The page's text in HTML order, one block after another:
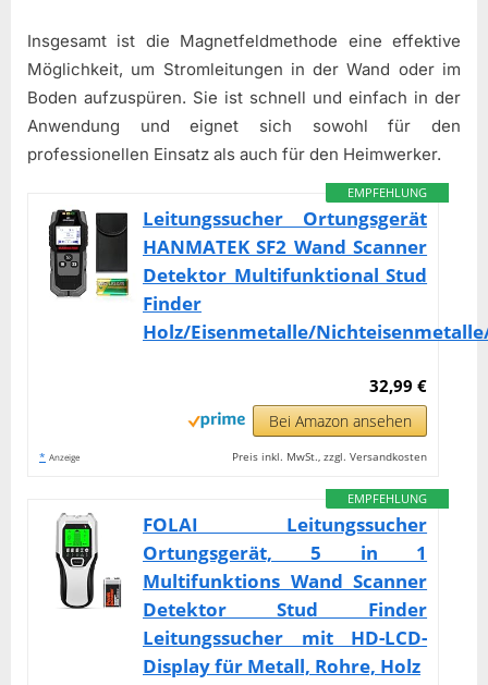
Insgesamt ist die Magnetfeldmethode eine effektive
Möglichkeit, um Stromleitungen in der Wand oder im
Boden aufzuspüren. Sie ist schnell und einfach in der
Anwendung und eignet sich sowohl für den
professionellen Einsatz als auch für den Heimwerker.
EMPFEHLUNG
Leitungssucher Ortungsgerät
HANMATEK SF2 Wand Scanner
Detektor Multifunktional Stud
Finder
Holz/Eisenmetalle/
32,99 €
Bei Amazon ansehen
* Anzeige Preis inkl. MwSt., zzgl. Versandkosten
EMPFEHLUNG
FOLAI Leitungssucher
Ortungsgerät, 5 in 1
Multifunktions Wand Scanner
Detektor Stud Finder
Leitungssucher mit HD-LCD-
Display für Metall, Rohre, Holz